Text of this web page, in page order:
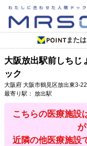
または
大阪放出駅前しちじ
ック
大阪府 大阪市鶴見区放出東3-
最寄り駅： 放出駅
こちらの医療施設
近隣の他医療施設